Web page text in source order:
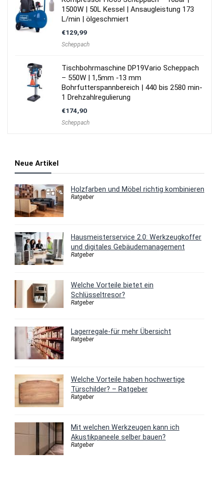
1500W | 50L Kessel | Ansaugleistung 173
L/min | ölgeschmiert
€129,99
Scheppach
Tischbohrmaschine DP19Vario Scheppach
– 550W | 1,5mm -13 mm
Bohrfutterspannbereich | 440 bis 2580 min-
1 Drehzahlregulierung
€174,90
Scheppach
Neue Artikel
Holzfarben und Möbel richtig kombinieren
Ratgeber
Hausmeisterservice 2.0: Werkzeugkoffer
und digitales Gebäudemanagement
Ratgeber
Welche Vorteile bietet ein
Schlüsseltresor?
Ratgeber
Lagerregale-für mehr Übersicht
Ratgeber
Welche Vorteile haben hochwertige
Türschilder? – Ratgeber
Ratgeber
Mit welchen Werkzeugen kann ich
Akustikpaneele selber bauen?
Ratgeber